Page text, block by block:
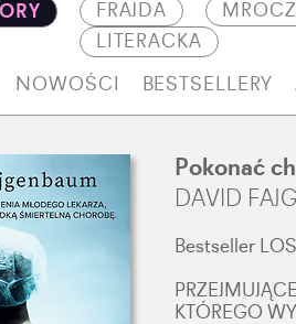
FRAJDA
LITERACKA
NOWOŚCI BESTSELLERY
Pokonać
DAVID
Bestseller
KTÓREGO